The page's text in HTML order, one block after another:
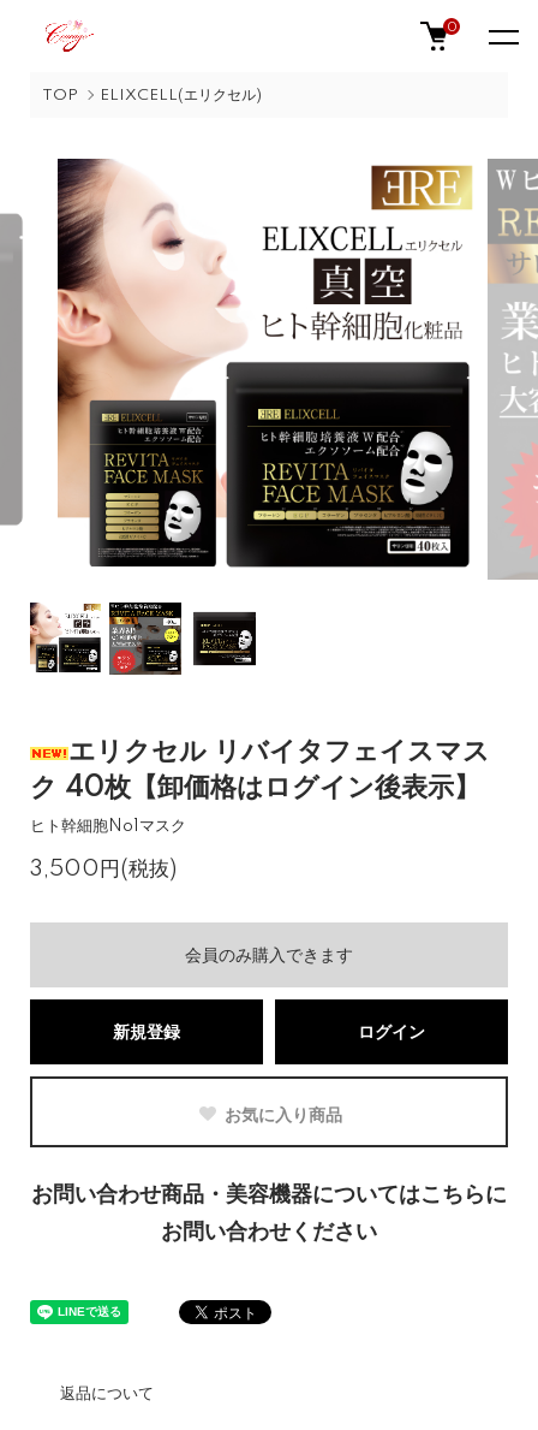
0
TOP ELIXCELL(エリクセル)
エリクセル リバイタフェイスマス
ク 40枚【卸価格はログイン後表示】
ヒト幹細胞No1マスク
3,500円(税抜)
会員のみ購入できます
新規登録 ログイン
お気に入り商品
お問い合わせ商品・美容機器についてはこちらに
お問い合わせください
返品について